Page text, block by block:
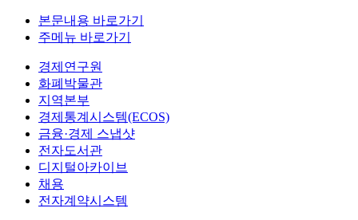
본문내용 바로가기
주메뉴 바로가기
경제연구원
화폐박물관
지역본부
경제통계시스템(ECOS)
금융·경제 스냅샷
전자도서관
디지털아카이브
채용
전자계약시스템